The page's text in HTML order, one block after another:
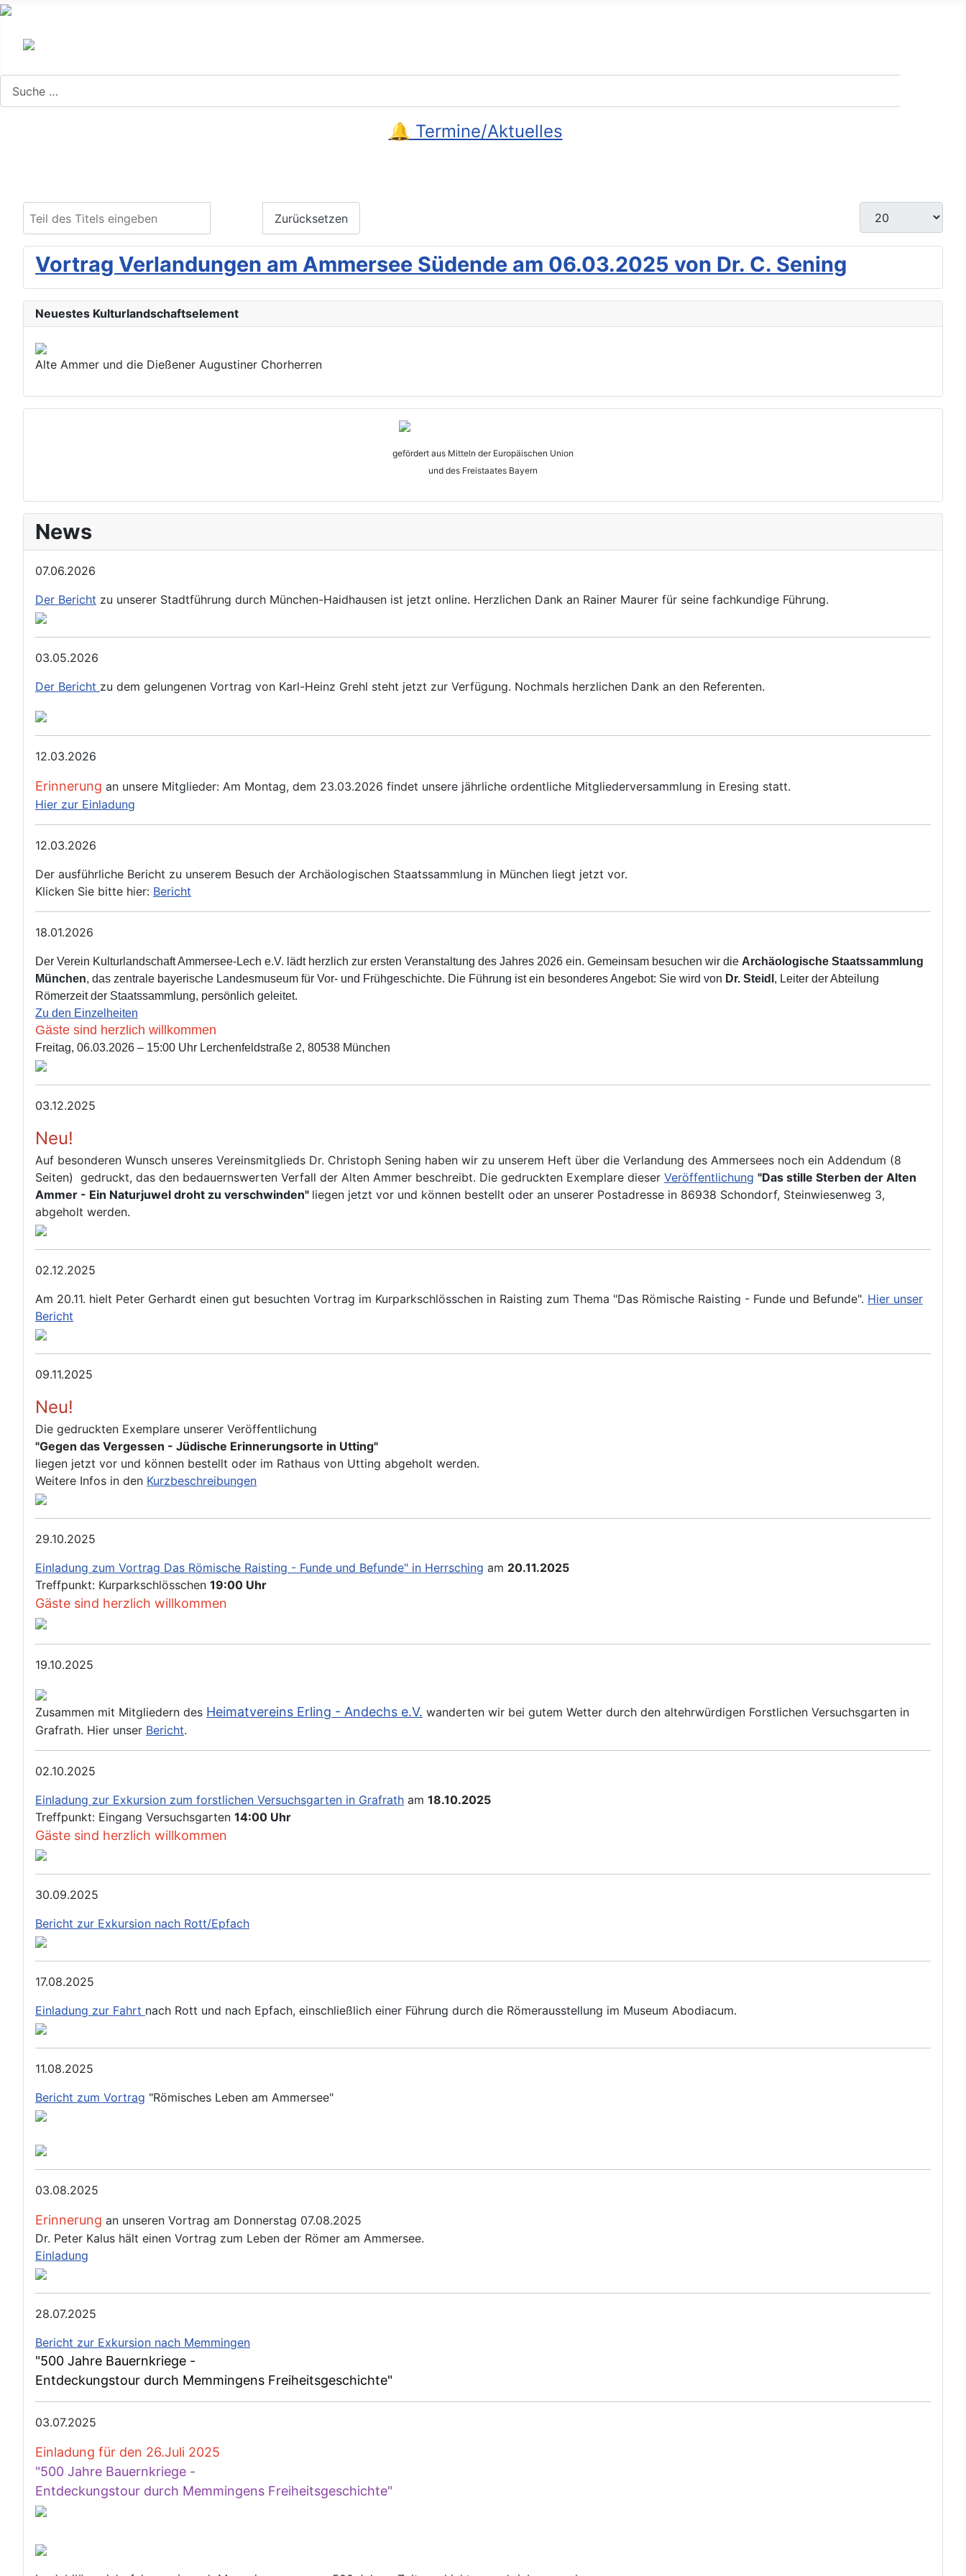
🔔 Termine/Aktuelles
Zurücksetzen
Anzeige #
Vortrag Verlandungen am Ammersee Südende am 06.03.2025 von Dr. C. Sening
Neuestes Kulturlandschaftselement
Alte Ammer und die Dießener Augustiner Chorherren
gefördert aus Mitteln der Europäischen Union
und des Freistaates Bayern
News
07.06.2026
Der Bericht zu unserer Stadtführung durch München-Haidhausen ist jetzt online. Herzlichen Dank an Rainer Maurer für seine fachkundige Führung.
03.05.2026
Der Bericht zu dem gelungenen Vortrag von Karl-Heinz Grehl steht jetzt zur Verfügung. Nochmals herzlichen Dank an den Referenten.
12.03.2026
Erinnerung an unsere Mitglieder: Am Montag, dem 23.03.2026 findet unsere jährliche ordentliche Mitgliederversammlung in Eresing statt.
Hier zur Einladung
12.03.2026
Der ausführliche Bericht zu unserem Besuch der Archäologischen Staatssammlung in München liegt jetzt vor.
Klicken Sie bitte hier: Bericht
18.01.2026
Der Verein Kulturlandschaft Ammersee‑Lech e.V. lädt herzlich zur ersten Veranstaltung des Jahres 2026 ein. Gemeinsam besuchen wir die Archäologische Staatssammlung
München, das zentrale bayerische Landesmuseum für Vor‑ und Frühgeschichte. Die Führung ist ein besonderes Angebot: Sie wird von Dr. Steidl , Leiter der Abteilung
Römerzeit der Staatssammlung, persönlich geleitet.
Zu den Einzelheiten
Gäste sind herzlich willkommen
Freitag, 06.03.2026 – 15:00 Uhr Lerchenfeldstraße 2, 80538 München
03.12.2025
Neu!
Auf besonderen Wunsch unseres Vereinsmitglieds Dr. Christoph Sening haben wir zu unserem Heft über die Verlandung des Ammersees noch ein Addendum (8
Seiten) gedruckt, das den bedauernswerten Verfall der Alten Ammer beschreibt. Die gedruckten Exemplare dieser Veröffentlichung "Das stille Sterben der Alten
Ammer - Ein Naturjuwel droht zu verschwinden" liegen jetzt vor und können bestellt oder an unserer Postadresse in 86938 Schondorf, Steinwiesenweg 3,
abgeholt werden.
02.12.2025
Am 20.11. hielt Peter Gerhardt einen gut besuchten Vortrag im Kurparkschlösschen in Raisting zum Thema "Das Römische Raisting - Funde und Befunde". Hier unser
Bericht
09.11.2025
Neu!
Die gedruckten Exemplare unserer Veröffentlichung
"Gegen das Vergessen - Jüdische Erinnerungsorte in Utting"
liegen jetzt vor und können bestellt oder im Rathaus von Utting abgeholt werden.
Weitere Infos in den Kurzbeschreibungen
29.10.2025
Einladung zum Vortrag Das Römische Raisting - Funde und Befunde" in Herrsching am 20.11.2025
Treffpunkt: Kurparkschlösschen 19:00 Uhr
Gäste sind herzlich willkommen
19.10.2025
Zusammen mit Mitgliedern des Heimatvereins Erling - Andechs e.V. wanderten wir bei gutem Wetter durch den altehrwürdigen Forstlichen Versuchsgarten in
Grafrath. Hier unser Bericht.
02.10.2025
Einladung zur Exkursion zum forstlichen Versuchsgarten in Grafrath am 18.10.2025
Treffpunkt: Eingang Versuchsgarten 14:00 Uhr
Gäste sind herzlich willkommen
30.09.2025
Bericht zur Exkursion nach Rott/Epfach
17.08.2025
Einladung zur Fahrt nach Rott und nach Epfach, einschließlich einer Führung durch die Römerausstellung im Museum Abodiacum.
11.08.2025
Bericht zum Vortrag "Römisches Leben am Ammersee"
03.08.2025
Erinnerung an unseren Vortrag am Donnerstag 07.08.2025
Dr. Peter Kalus hält einen Vortrag zum Leben der Römer am Ammersee.
Einladung
28.07.2025
Bericht zur Exkursion nach Memmingen
"500 Jahre Bauernkriege -
Entdeckungstour durch Memmingens Freiheitsgeschichte"
03.07.2025
Einladung für den 26.Juli 2025
"500 Jahre Bauernkriege -
Entdeckungstour durch Memmingens Freiheitsgeschichte"